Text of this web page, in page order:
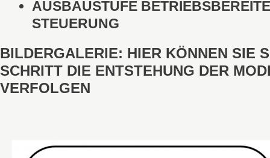
AUSBAUSTUFE
STEUERUNG
BILDERGALERIE: HIER KÖNNEN SIE
SCHRITT DIE ENTSTEHUNG DER
VERFOLGEN